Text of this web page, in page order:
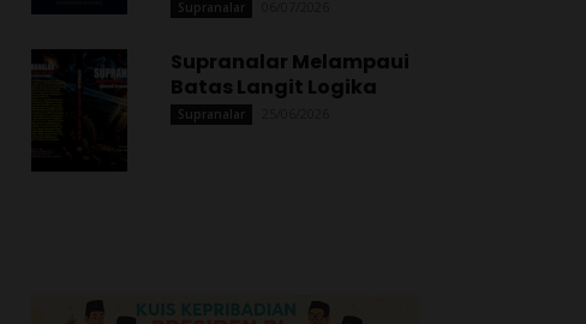
Supranalar
Supranalar Melampaui
Batas Langit Logika
Supranalar